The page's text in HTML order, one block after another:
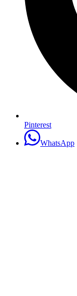
Pinterest
WhatsApp